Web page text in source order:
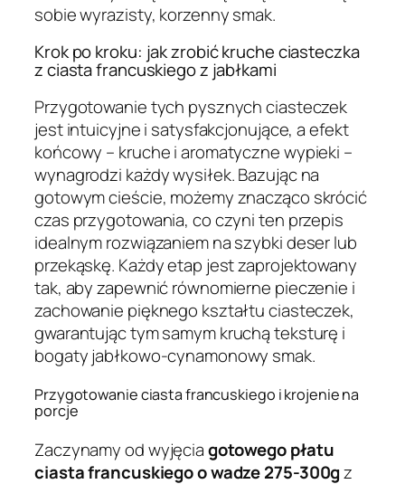
sobie wyrazisty, korzenny smak.
Krok po kroku: jak zrobić kruche ciasteczka
z ciasta francuskiego z jabłkami
Przygotowanie tych pysznych ciasteczek
jest intuicyjne i satysfakcjonujące, a efekt
końcowy – kruche i aromatyczne wypieki –
wynagrodzi każdy wysiłek. Bazując na
gotowym cieście, możemy znacząco skrócić
czas przygotowania, co czyni ten przepis
idealnym rozwiązaniem na szybki deser lub
przekąskę. Każdy etap jest zaprojektowany
tak, aby zapewnić równomierne pieczenie i
zachowanie pięknego kształtu ciasteczek,
gwarantując tym samym kruchą teksturę i
bogaty jabłkowo-cynamonowy smak.
Przygotowanie ciasta francuskiego i krojenie na
porcje
Zaczynamy od wyjęciagotowego płatu
ciasta francuskiego o wadze 275-300gz